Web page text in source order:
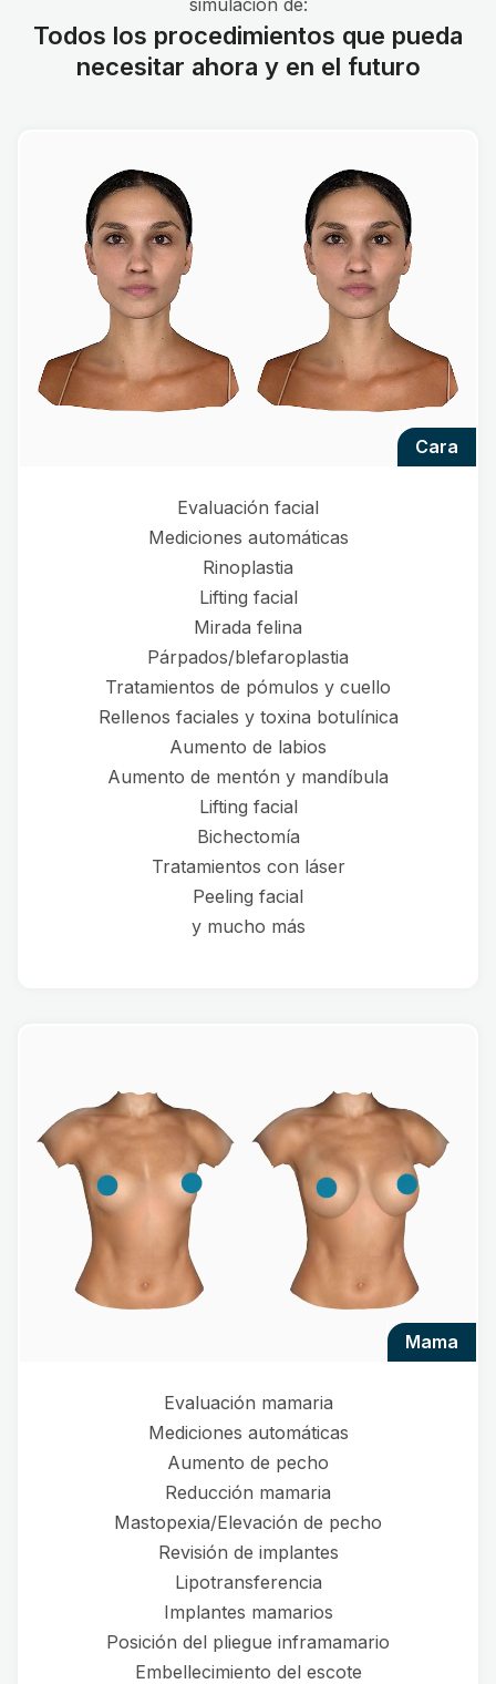
simulación de:
Todos los procedimientos que pueda
necesitar ahora y en el futuro
cara
Evaluación facial
Mediciones automáticas
Rinoplastia
Lifting facial
Mirada felina
Párpados/blefaroplastia
Tratamientos de pómulos y cuello
Rellenos faciales y toxina botulínica
Aumento de labios
Aumento de mentón y mandíbula
Lifting facial
Bichectomía
Tratamientos con láser
Peeling facial
y mucho más
mama
Evaluación mamaria
Mediciones automáticas
Aumento de pecho
Reducción mamaria
Mastopexia/Elevación de pecho
Revisión de implantes
Lipotransferencia
Implantes mamarios
Posición del pliegue inframamario
Embellecimiento del escote